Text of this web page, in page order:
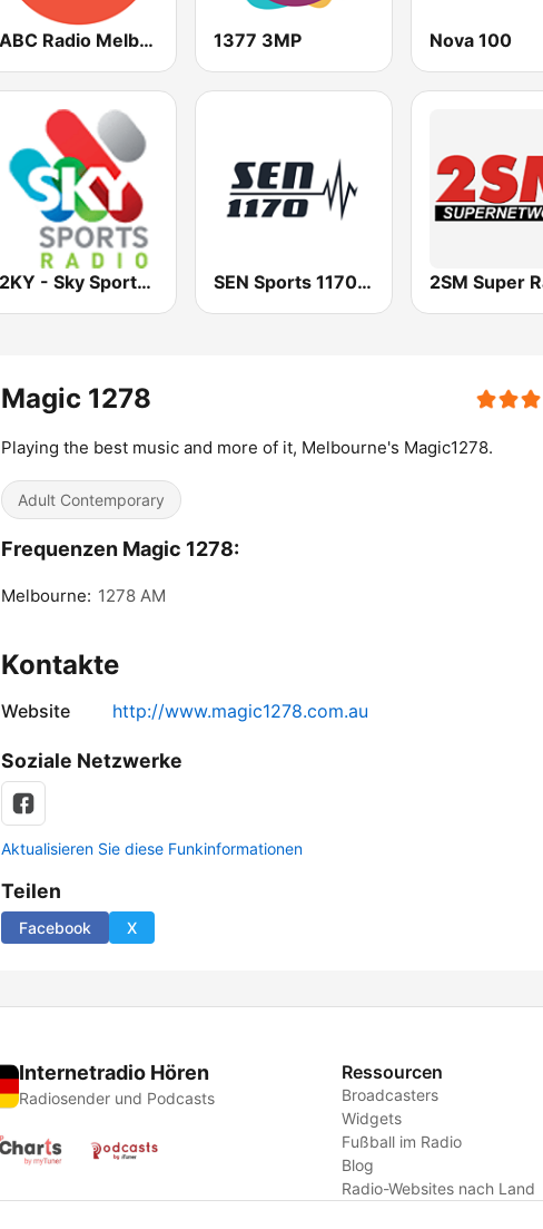
ABC Radio Melbourne 1377 3MP Nova 100
2KY - Sky Sports Radio SEN Sports 1170 Sydney 2SM Super
Magic 1278
Playing the best music and more of it, Melbourne's Magic1278.
Adult Contemporary
Frequenzen Magic 1278:
Melbourne: 1278 AM
Kontakte
Website http://www.magic1278.com.au
Soziale Netzwerke
Aktualisieren Sie diese Funkinformationen
Teilen
Facebook X
Internetradio Hören
Radiosender und Podcasts
Ressourcen
Broadcasters
Widgets
Fußball im Radio
Blog
Radio-Websites nach Land